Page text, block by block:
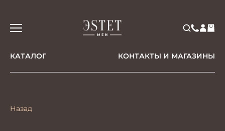
КАТАЛОГ КОНТАКТЫ И МАГАЗИНЫ
Назад